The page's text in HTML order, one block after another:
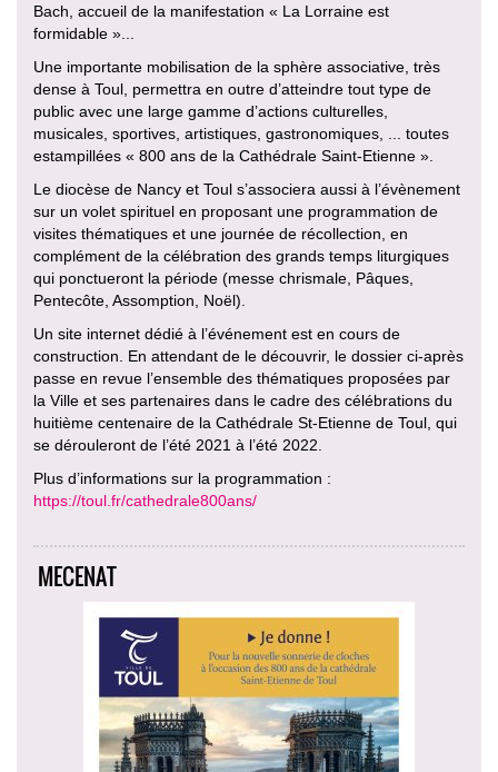
Bach, accueil de la manifestation « La Lorraine est
formidable »...
Une importante mobilisation de la sphère associative, très
dense à Toul, permettra en outre d’atteindre tout type de
public avec une large gamme d’actions culturelles,
musicales, sportives, artistiques, gastronomiques, ... toutes
estampillées « 800 ans de la Cathédrale Saint-Etienne ».
Le diocèse de Nancy et Toul s’associera aussi à l’évènement
sur un volet spirituel en proposant une programmation de
visites thématiques et une journée de récollection, en
complément de la célébration des grands temps liturgiques
qui ponctueront la période (messe chrismale, Pâques,
Pentecôte, Assomption, Noël).
Un site internet dédié à l’événement est en cours de
construction. En attendant de le découvrir, le dossier ci-après
passe en revue l’ensemble des thématiques proposées par
la Ville et ses partenaires dans le cadre des célébrations du
huitième centenaire de la Cathédrale St-Etienne de Toul, qui
se dérouleront de l’été 2021 à l’été 2022.
Plus d’informations sur la programmation :
https://toul.fr/cathedrale800ans/
MECENAT